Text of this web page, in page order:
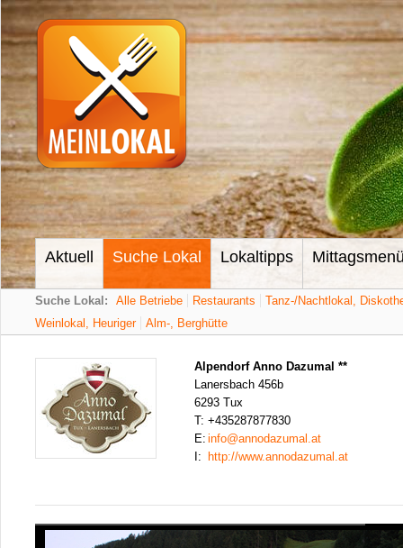
Aktuell Suche Lokal Lokaltipps
Suche Lokal: Alle Betriebe Restaurants
Tanz-/Nachtlokal,
Weinlokal, Heuriger
Alm-, Berghütte
Alpendorf Anno Dazumal **
Lanersbach 456b
6293 Tux
T: +435287877830
E: info@annodazumal.at
I:
http://www.annodazumal.at